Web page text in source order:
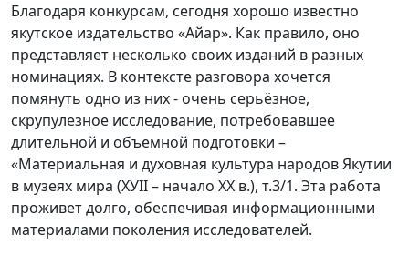
Благодаря конкурсам, сегодня хорошо известно
якутское издательство «Айар». Как правило, оно
представляет несколько своих изданий в разных
номинациях. В контексте разговора хочется
помянуть одно из них - очень серьёзное,
скрупулезное исследование, потребовавшее
длительной и объемной подготовки –
«Материальная и духовная культура народов Якутии
в музеях мира (ХУII – начало ХХ в.), т.3/1. Эта работа
проживет долго, обеспечивая информационными
материалами поколения исследователей.